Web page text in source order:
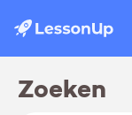
Zoeken